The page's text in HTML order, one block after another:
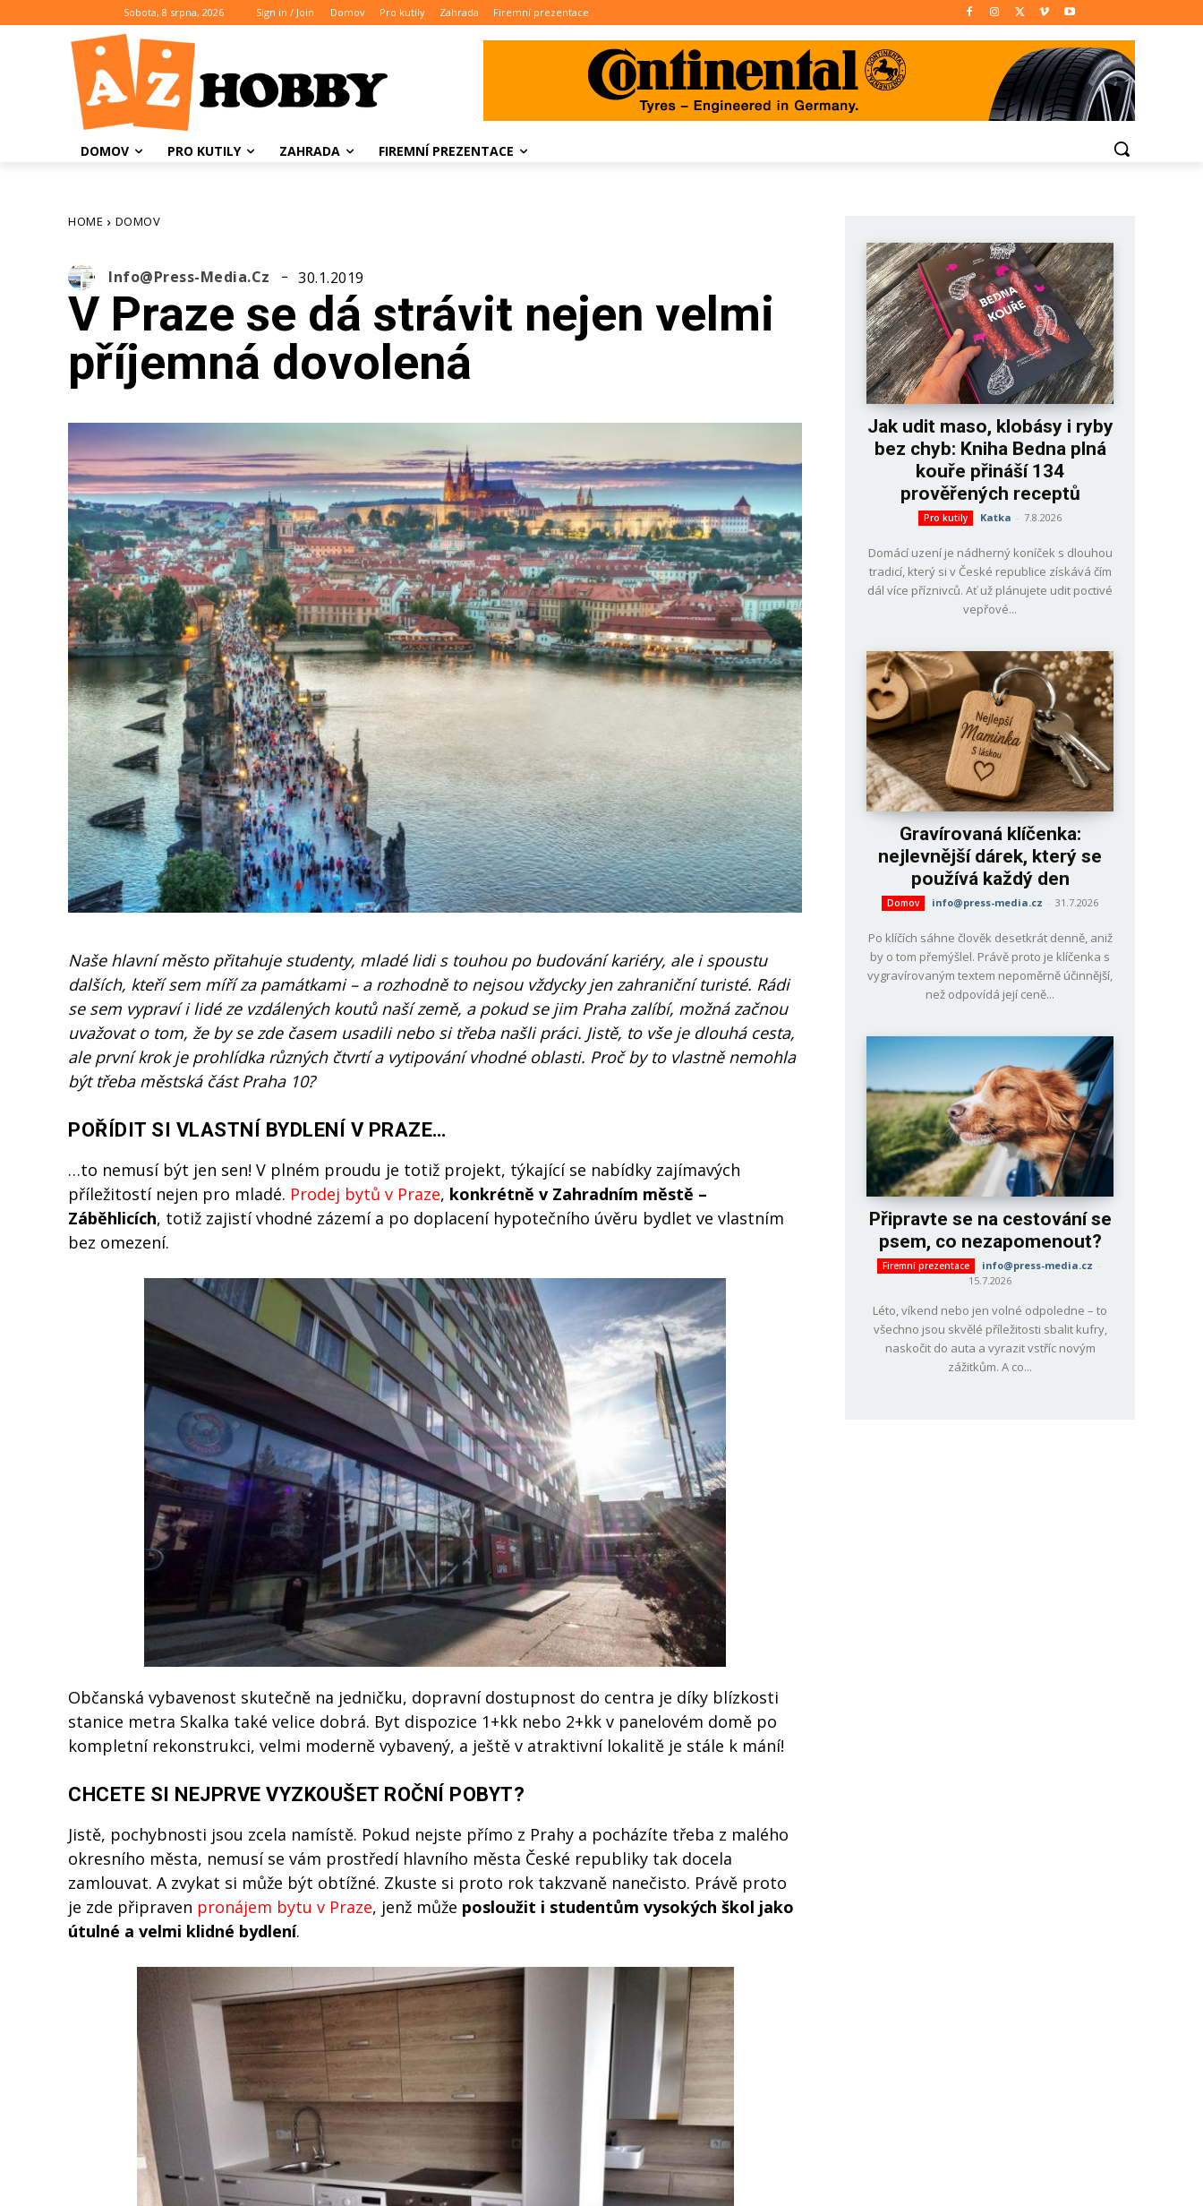
Sobota, 8 srpna, 2026 Sign in / Join Domov Pro kutily Zahrada Firemní prezentace
DOMOV PRO KUTILY ZAHRADA FIREMNÍ PREZENTACE
HOME DOMOV
Info@press-Media.cz 30.1.2019
V Praze se dá strávit nejen velmi
příjemná dovolená
Naše hlavní město přitahuje studenty, mladé lidi s touhou po budování kariéry, ale i spoustu
dalších, kteří sem míří za památkami – a rozhodně to nejsou vždycky jen zahraniční turisté. Rádi
se sem vypraví i lidé ze vzdálených koutů naší země, a pokud se jim Praha zalíbí, možná začnou
uvažovat o tom, že by se zde časem usadili nebo si třeba našli práci. Jistě, to vše je dlouhá cesta,
ale první krok je prohlídka různých čtvrtí a vytipování vhodné oblasti. Proč by to vlastně nemohla
být třeba městská část Praha 10?
POŘÍDIT SI VLASTNÍ BYDLENÍ V PRAZE…
…to nemusí být jen sen! V plném proudu je totiž projekt, týkající se nabídky zajímavých
příležitostí nejen pro mladé. Prodej bytů v Praze, konkrétně v Zahradním městě –
Záběhlicích, totiž zajistí vhodné zázemí a po doplacení hypotečního úvěru bydlet ve vlastním
bez omezení.
Občanská vybavenost skutečně na jedničku, dopravní dostupnost do centra je díky blízkosti
stanice metra Skalka také velice dobrá. Byt dispozice 1+kk nebo 2+kk v panelovém domě po
kompletní rekonstrukci, velmi moderně vybavený, a ještě v atraktivní lokalitě je stále k mání!
CHCETE SI NEJPRVE VYZKOUŠET ROČNÍ POBYT?
Jistě, pochybnosti jsou zcela namístě. Pokud nejste přímo z Prahy a pocházíte třeba z malého
okresního města, nemusí se vám prostředí hlavního města České republiky tak docela
zamlouvat. A zvykat si může být obtížné. Zkuste si proto rok takzvaně nanečisto. Právě proto
je zde připraven pronájem bytu v Praze, jenž může posloužit i studentům vysokých škol jako
útulné a velmi klidné bydlení.
Jak udit maso, klobásy i ryby
bez chyb: Kniha Bedna plná
kouře přináší 134
prověřených receptů
Pro kutily Katka - 7.8.2026
Domácí uzení je nádherný koníček s dlouhou
tradicí, který si v České republice získává čím
dál více příznivců. Ať už plánujete udit poctivé
vepřové...
Gravírovaná klíčenka:
nejlevnější dárek, který se
používá každý den
Domov info@press-media.cz - 31.7.2026
Po klíčích sáhne člověk desetkrát denně, aniž
by o tom přemýšlel. Právě proto je klíčenka s
vygravírovaným textem nepoměrně účinnější,
než odpovídá její ceně...
Připravte se na cestování se
psem, co nezapomenout?
Firemní prezentace info@press-media.cz -
15.7.2026
Léto, víkend nebo jen volné odpoledne – to
všechno jsou skvělé příležitosti sbalit kufry,
naskočit do auta a vyrazit vstříc novým
zážitkům. A co...